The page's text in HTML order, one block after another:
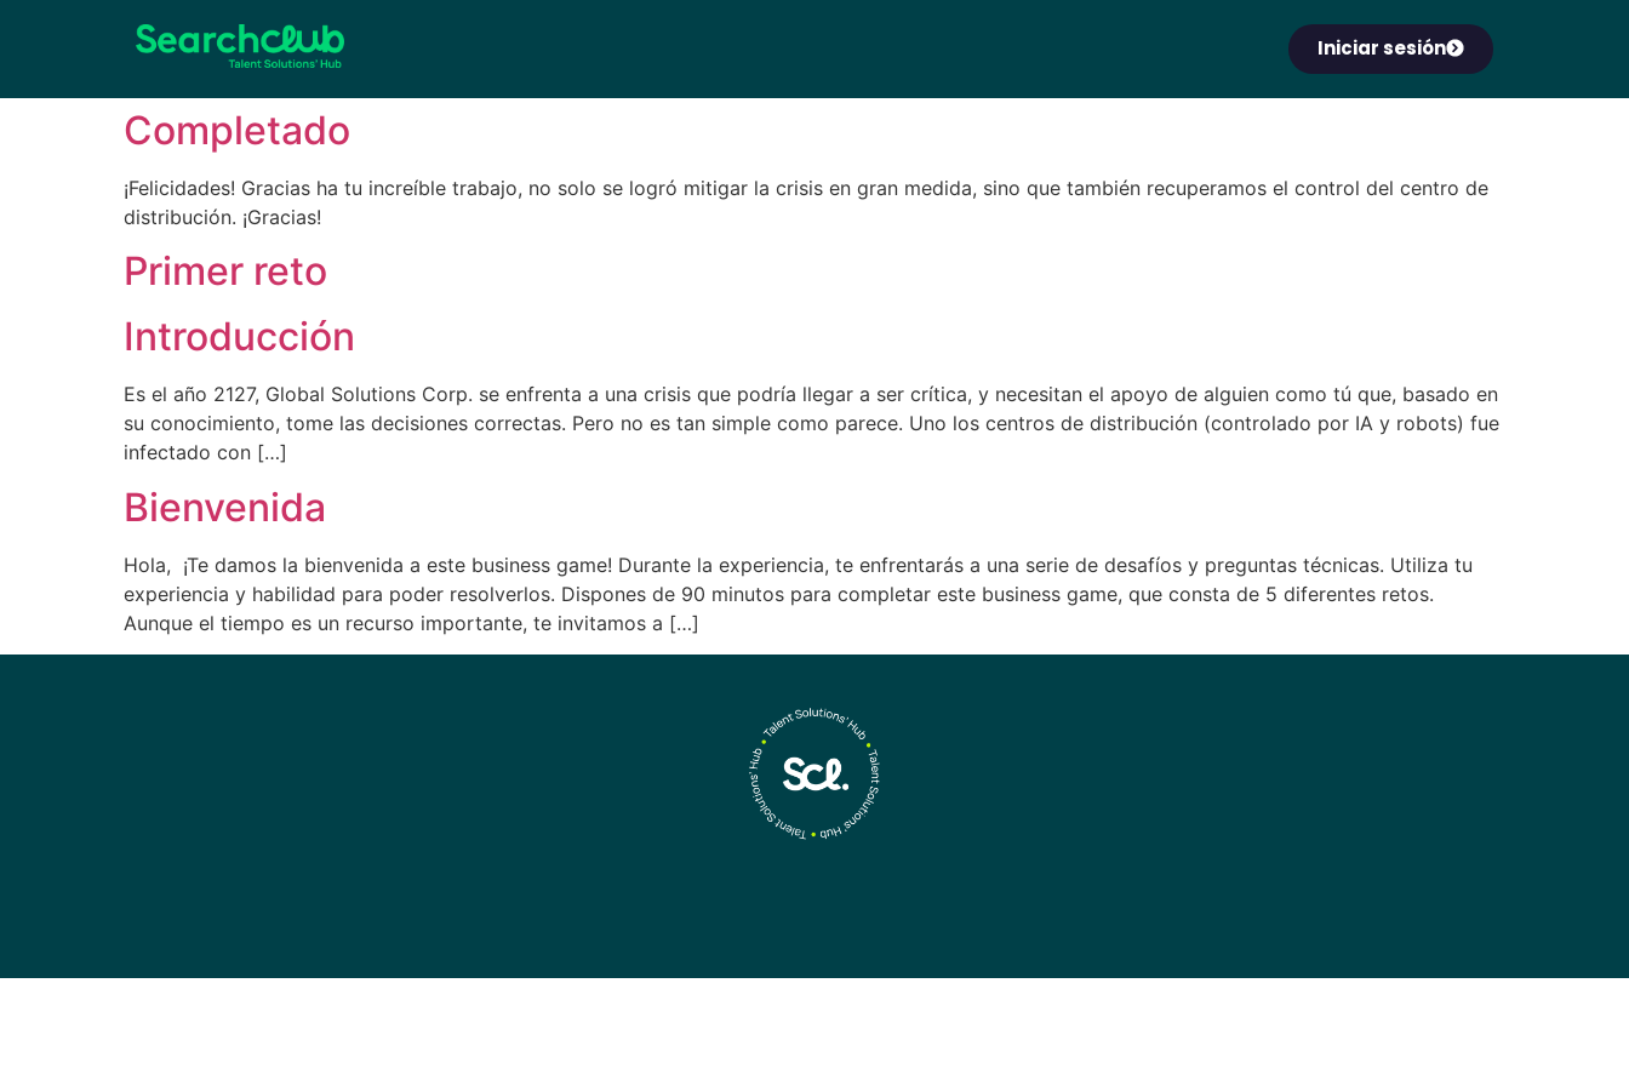
Iniciar sesión
Completado
¡Felicidades! Gracias ha tu increíble trabajo, no solo se logró mitigar la crisis en gran medida, sino que también recuperamos el control del centro de
distribución. ¡Gracias!
Primer reto
Introducción
Es el año 2127, Global Solutions Corp. se enfrenta a una crisis que podría llegar a ser crítica, y necesitan el apoyo de alguien como tú que, basado en
su conocimiento, tome las decisiones correctas. Pero no es tan simple como parece. Uno los centros de distribución (controlado por IA y robots) fue
infectado con […]
Bienvenida
Hola, ¡Te damos la bienvenida a este business game! Durante la experiencia, te enfrentarás a una serie de desafíos y preguntas técnicas. Utiliza tu
experiencia y habilidad para poder resolverlos. Dispones de 90 minutos para completar este business game, que consta de 5 diferentes retos.
Aunque el tiempo es un recurso importante, te invitamos a […]